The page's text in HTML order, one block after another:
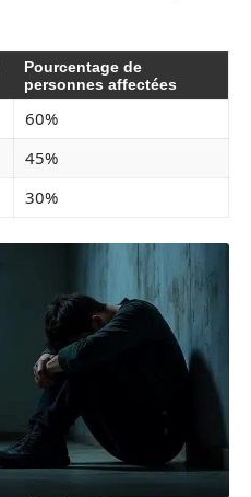
Pourcentage de
personnes affectées
60%
45%
30%